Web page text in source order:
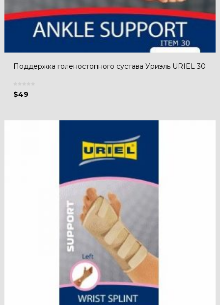
Поддержка голеностопного сустава Уриэль URIEL 30
$49